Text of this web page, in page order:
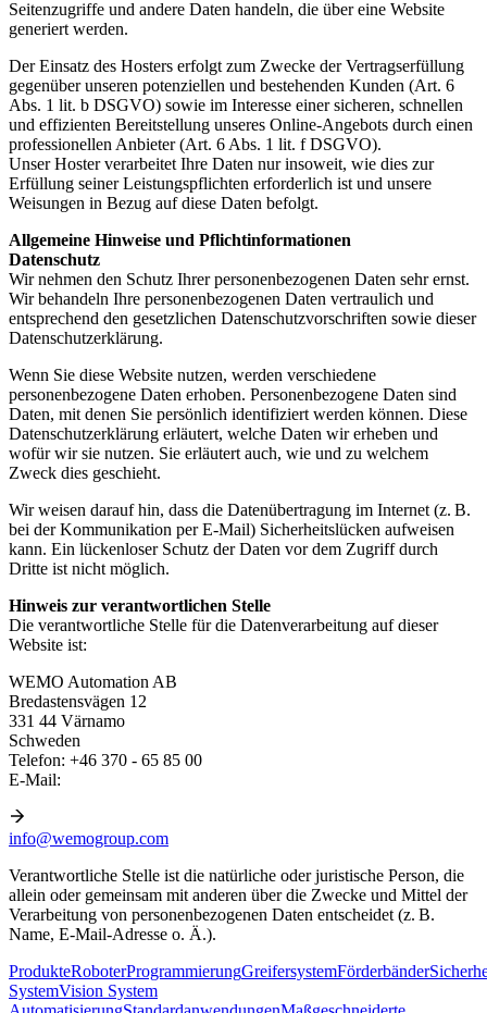
Seitenzugriffe und andere Daten handeln, die über eine Website
generiert werden.
Der Einsatz des Hosters erfolgt zum Zwecke der Vertragserfüllung
gegenüber unseren potenziellen und bestehenden Kunden (Art. 6
Abs. 1 lit. b DSGVO) sowie im Interesse einer sicheren, schnellen
und effizienten Bereitstellung unseres Online-Angebots durch einen
professionellen Anbieter (Art. 6 Abs. 1 lit. f DSGVO).
Unser Hoster verarbeitet Ihre Daten nur insoweit, wie dies zur
Erfüllung seiner Leistungspflichten erforderlich ist und unsere
Weisungen in Bezug auf diese Daten befolgt.
Allgemeine Hinweise und Pflichtinformationen
Datenschutz
Wir nehmen den Schutz Ihrer personenbezogenen Daten sehr ernst.
Wir behandeln Ihre personenbezogenen Daten vertraulich und
entsprechend den gesetzlichen Datenschutzvorschriften sowie dieser
Datenschutzerklärung.
Wenn Sie diese Website nutzen, werden verschiedene
personenbezogene Daten erhoben. Personenbezogene Daten sind
Daten, mit denen Sie persönlich identifiziert werden können. Diese
Datenschutzerklärung erläutert, welche Daten wir erheben und
wofür wir sie nutzen. Sie erläutert auch, wie und zu welchem
Zweck dies geschieht.
Wir weisen darauf hin, dass die Datenübertragung im Internet (z. B.
bei der Kommunikation per E-Mail) Sicherheitslücken aufweisen
kann. Ein lückenloser Schutz der Daten vor dem Zugriff durch
Dritte ist nicht möglich.
Hinweis zur verantwortlichen Stelle
Die verantwortliche Stelle für die Datenverarbeitung auf dieser
Website ist:
WEMO Automation AB
Bredastensvägen 12
331 44 Värnamo
Schweden
Telefon: +46 370 - 65 85 00
E-Mail:
info@wemogroup.com
Verantwortliche Stelle ist die natürliche oder juristische Person, die
allein oder gemeinsam mit anderen über die Zwecke und Mittel der
Verarbeitung von personenbezogenen Daten entscheidet (z. B.
Name, E-Mail-Adresse o. Ä.).
ProdukteRoboterProgrammierungGreifersystemFörderbänder
SystemVision System